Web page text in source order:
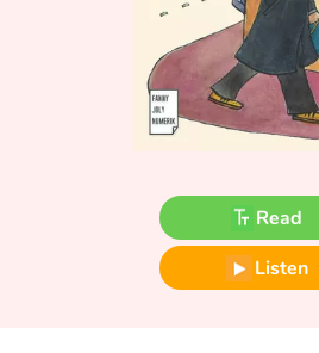
Fable, myth, literature and poetry
Princesses and princes, kings,
Ogres, monsters and witches
Heroines and Heroes
Ecology, nature, seasons
Read
Listen